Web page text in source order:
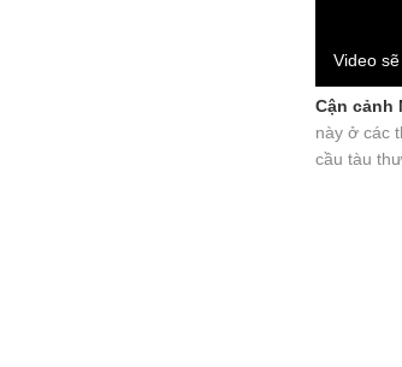
Video
Cận cảnh
này ở các
cầu tàu